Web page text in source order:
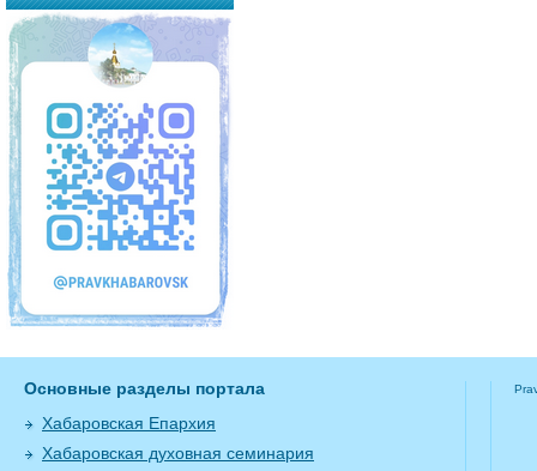
Основные разделы портала
Хабаровская Епархия
Хабаровская духовная семинария